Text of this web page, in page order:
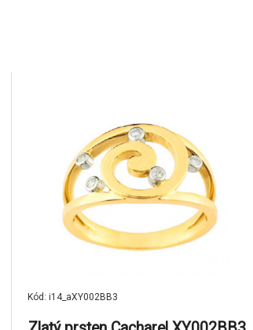
Kód: i14_aXY002BB3